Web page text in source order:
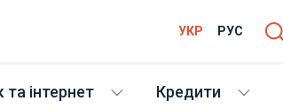
УКР РУС
та інтернет Кредити